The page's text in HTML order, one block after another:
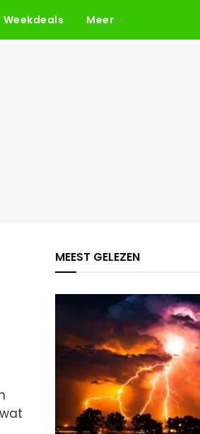
Weekdeals Meer
MEEST GELEZEN